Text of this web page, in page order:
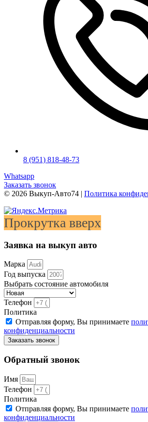
8 (951) 818-48-73
Whatsapp
Заказать звонок
© 2026 Выкуп-Авто74 | Политика
Прокрутка вверх
Заявка на выкуп авто
Марка
Год выпуска
Выбрать состояние автомобиля
Телефон
Политика
Отправляя форму, Вы принимаете
конфиденциальности
Заказать звонок
Обратный звонок
Имя
Телефон
Политика
Отправляя форму, Вы принимаете
конфиденциальности